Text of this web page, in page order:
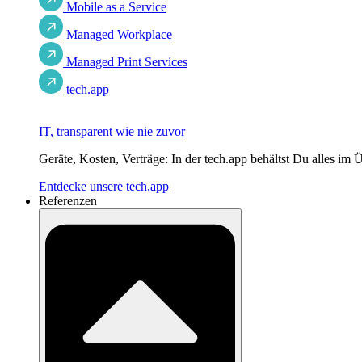
Mobile as a Service
Managed Workplace
Managed Print Services
tech.app
IT, transparent wie nie zuvor
Geräte, Kosten, Verträge: In der tech.app behältst Du alles im
Entdecke unsere tech.app
Referenzen